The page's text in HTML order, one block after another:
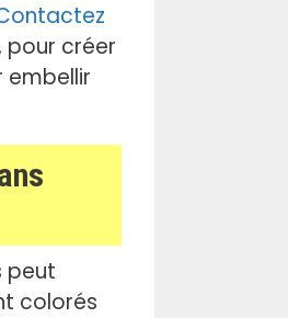
pour créer
embellir
peut
colorés